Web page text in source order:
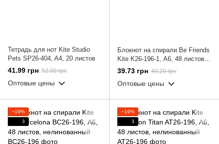
Тетрадь для нот Kite Studio
Pets SP26-404, A4, 20 листов
41.99 грн 52.00 грн
Оптовые цены
Блокнот на спирали Be Friends
Kite K26-196-1, А6, 48 листов,
нелинованный
39.73 грн 49.20 грн
Оптовые цены
−19%
3
−19%
3